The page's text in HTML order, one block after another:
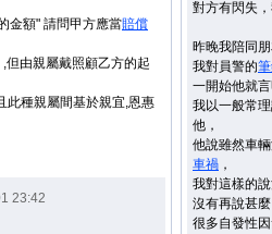
對方有閃失
昨晚我陪同
我對員警的
一開始他就
我以一般常
他，
他說雖然車
車禍 ，
我對這樣的
沒有再說甚
很多自發性
金額" 請問甲方應當賠償
,但由親屬戴照顧乙方的起
此種親屬間基於親宜,恩惠
23:42